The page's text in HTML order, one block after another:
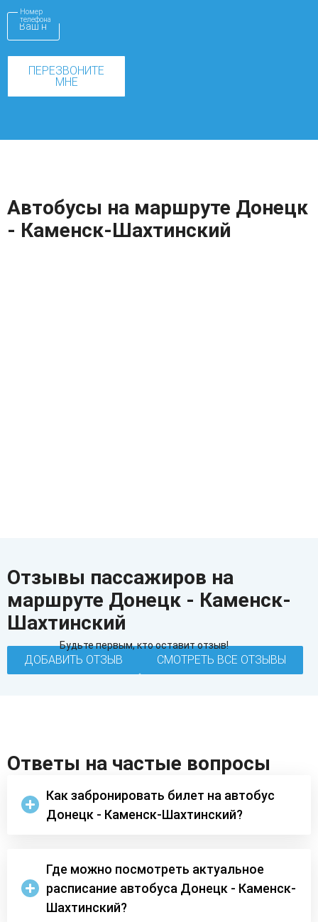
Номер
телефона
ПЕРЕЗВОНИТЕ
МНЕ
Автобусы на маршруте Донецк
- Каменск-Шахтинский
Отзывы пассажиров на
маршруте Донецк - Каменск-
Шахтинский
Будьте первым, кто оставит отзыв!
ДОБАВИТЬ ОТЗЫВ СМОТРЕТЬ ВСЕ ОТЗЫВЫ
Ответы на частые вопросы
Как забронировать билет на автобус
Донецк - Каменск-Шахтинский?
Где можно посмотреть актуальное
расписание автобуса Донецк - Каменск-
Шахтинский?